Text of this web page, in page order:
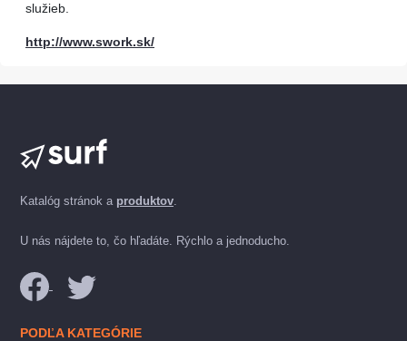
služieb.
http://www.swork.sk/
Katalóg stránok a produktov.
U nás nájdete to, čo hľadáte. Rýchlo a jednoducho.
PODĽA KATEGÓRIE